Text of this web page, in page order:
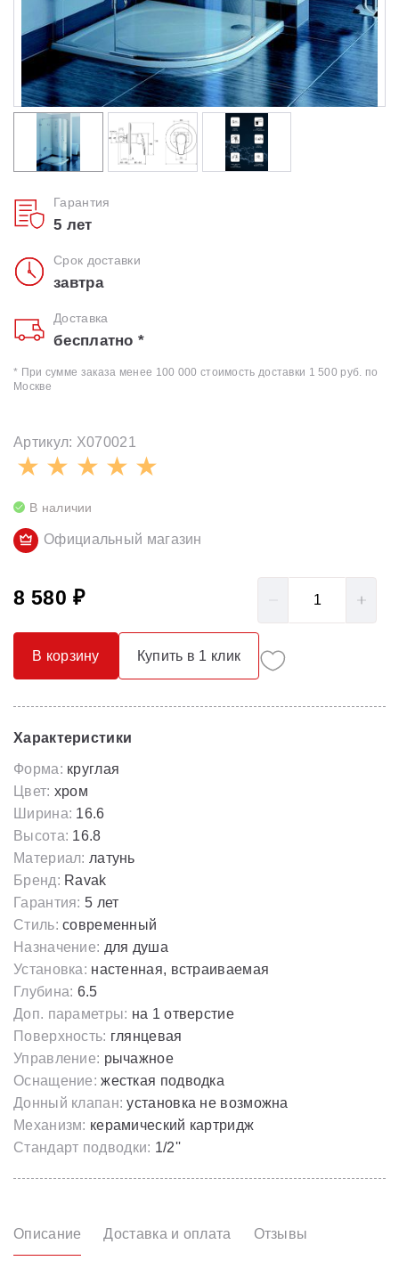
Средства ухода
Гарантия
5 лет
Срок доставки
завтра
Доставка
бесплатно *
* При сумме заказа менее 100 000 стоимость доставки 1 500 руб. по
Москве
Артикул: X070021
В наличии
Официальный магазин
8 580 ₽
В корзину Купить в 1 клик
Характеристики
Форма: круглая
Цвет: хром
Ширина: 16.6
Высота: 16.8
Материал: латунь
Бренд: Ravak
Гарантия: 5 лет
Стиль: современный
Назначение: для душа
Установка: настенная, встраиваемая
Глубина: 6.5
Доп. параметры: на 1 отверстие
Поверхность: глянцевая
Управление: рычажное
Оснащение: жесткая подводка
Донный клапан: установка не возможна
Механизм: керамический картридж
Стандарт подводки: 1/2''
Описание Доставка и оплата Отзывы